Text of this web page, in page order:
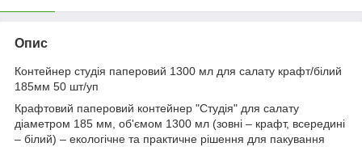
Опис
Контейнер студія паперовий 1300 мл для салату крафт/білий
185мм 50 шт/уп
Крафтовий паперовий контейнер "Студія" для салату
діаметром 185 мм, об'ємом 1300 мл (зовні – крафт, всередині
– білий) – екологічне та практичне рішення для пакування